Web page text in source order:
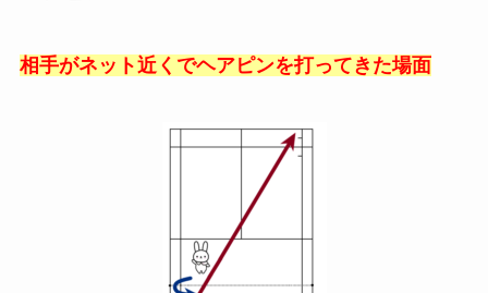
相手がネット近くでヘアピンを打ってきた場面